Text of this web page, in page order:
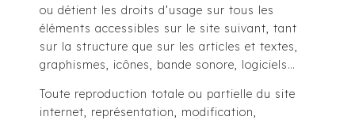
ou détient les droits d’usage sur tous les
éléments accessibles sur le site suivant, tant
sur la structure que sur les articles et textes,
graphismes, icônes, bande sonore, logiciels…
Toute reproduction totale ou partielle du site
internet, représentation, modification,